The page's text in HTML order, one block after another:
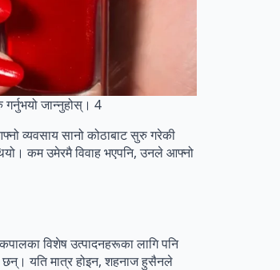
जान्नुहोस्। 4
व्यवसाय सानो कोठाबाट सुरु गरेकी
कम उमेरमै विवाह भएपनि, उनले आफ्नो
विशेष उत्पादनहरूका लागि पनि
छन्। यति मात्र होइन, शहनाज हुसैनले